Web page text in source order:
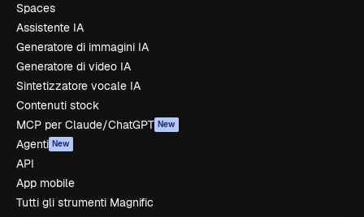
Spaces
Assistente IA
Generatore di immagini IA
Generatore di video IA
Sintetizzatore vocale IA
Contenuti stock
MCP per Claude/ChatGPT New
Agenti New
API
App mobile
Tutti gli strumenti Magnific